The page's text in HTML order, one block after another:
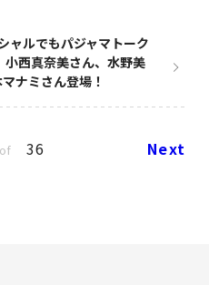
ャルでもパジャマトーク
西真奈美さん、水野美
ナミさん登場！
of 36 Next